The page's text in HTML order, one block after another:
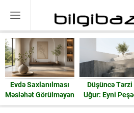
Evdə Saxlanılması
Məsləhət Görülməyən
15 Əşya: Enerji və
Düşüncə Tərzi
Uğur: Eyni
Fərqli